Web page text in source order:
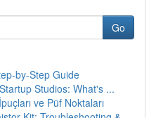
Go
by-Step Guide
Studios: What's ...
ve Püf Noktaları